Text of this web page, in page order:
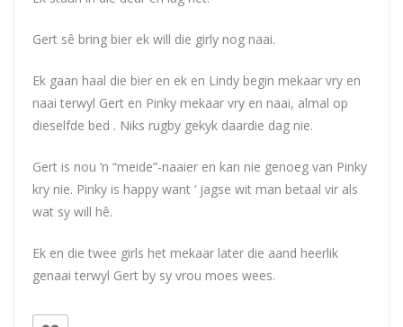
Gert sê bring bier ek will die girly nog naai.
Ek gaan haal die bier en ek en Lindy begin mekaar vry en
naai terwyl Gert en Pinky mekaar vry en naai, almal op
dieselfde bed . Niks rugby gekyk daardie dag nie.
Gert is nou ‘n “meide”-naaier en kan nie genoeg van Pinky
kry nie. Pinky is happy want ‘ jagse wit man betaal vir als
wat sy will hê.
Ek en die twee girls het mekaar later die aand heerlik
genaai terwyl Gert by sy vrou moes wees.